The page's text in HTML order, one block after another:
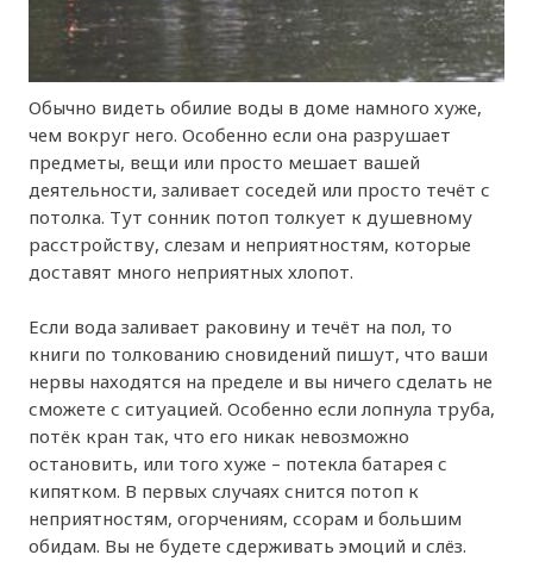
Обычно видеть обилие воды в доме намного хуже,
чем вокруг него. Особенно если она разрушает
предметы, вещи или просто мешает вашей
деятельности, заливает соседей или просто течёт с
потолка. Тут сонник потоп толкует к душевному
расстройству, слезам и неприятностям, которые
доставят много неприятных хлопот.
Если вода заливает раковину и течёт на пол, то
книги по толкованию сновидений пишут, что ваши
нервы находятся на пределе и вы ничего сделать не
сможете с ситуацией. Особенно если лопнула труба,
потёк кран так, что его никак невозможно
остановить, или того хуже – потекла батарея с
кипятком. В первых случаях снится потоп к
неприятностям, огорчениям, ссорам и большим
обидам. Вы не будете сдерживать эмоций и слёз.